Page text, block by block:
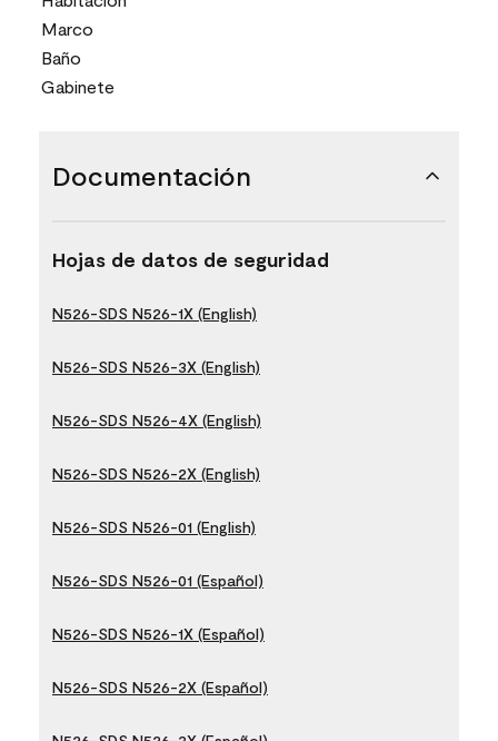
Marco
Baño
Gabinete
Documentación
Hojas de datos de seguridad
N526-SDS N526-1X (English)
N526-SDS N526-3X (English)
N526-SDS N526-4X (English)
N526-SDS N526-2X (English)
N526-SDS N526-01 (English)
N526-SDS N526-01 (Español)
N526-SDS N526-1X (Español)
N526-SDS N526-2X (Español)